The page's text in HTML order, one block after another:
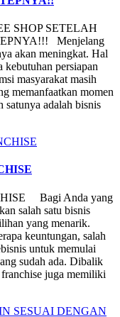
SHOP SETELAH
Menjelang
akan meningkat. Hal
persiapan
masyarakat masih
memanfaatkan momen
satunya adalah bisnis
Bagi Anda yang
salah satu bisnis
yang menarik.
keuntungan, salah
untuk memulai
sudah ada. Dibalik
juga memiliki